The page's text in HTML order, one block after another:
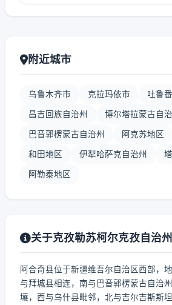
附近城市
乌鲁木齐市 克拉玛依市 吐鲁
昌吉回族自治州 博尔塔拉蒙古自
巴音郭楞蒙古自治州 阿克苏地区
和田地区 伊犁哈萨克自治州
阿勒泰地区
关于克孜勒苏柯尔克孜自治州
阿合奇县位于新疆维吾尔自治区西部，
与拜城县相连，南与巴音郭楞蒙古自治
壤，西与乌什县毗邻，北与吉尔吉斯斯